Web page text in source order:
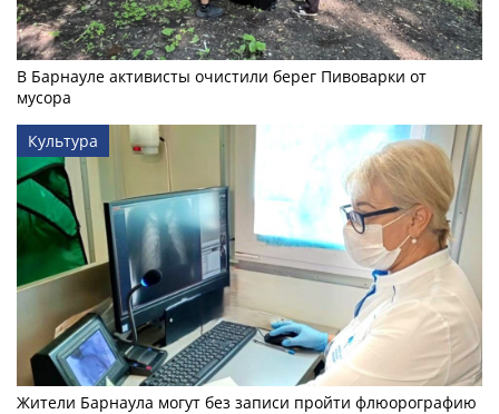
В Барнауле активисты очистили берег Пивоварки от
мусора
Культура
Жители Барнаула могут без записи пройти флюорографию